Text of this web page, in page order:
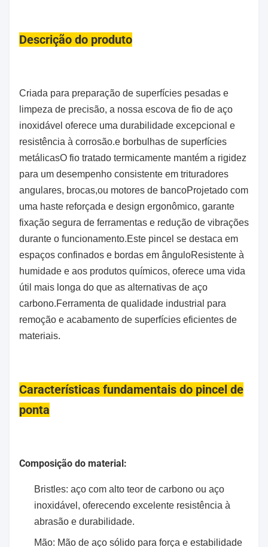
Descrição do produto
Criada para preparação de superfícies pesadas e
limpeza de precisão, a nossa escova de fio de aço
inoxidável oferece uma durabilidade excepcional e
resistência à corrosão.e borbulhas de superfícies
metálicasO fio tratado termicamente mantém a rigidez
para um desempenho consistente em trituradores
angulares, brocas,ou motores de bancoProjetado com
uma haste reforçada e design ergonômico, garante
fixação segura de ferramentas e redução de vibrações
durante o funcionamento.Este pincel se destaca em
espaços confinados e bordas em ânguloResistente à
humidade e aos produtos químicos, oferece uma vida
útil mais longa do que as alternativas de aço
carbono.Ferramenta de qualidade industrial para
remoção e acabamento de superfícies eficientes de
materiais.
Características fundamentais do pincel de
ponta
Composição do material:
Bristles: aço com alto teor de carbono ou aço
inoxidável, oferecendo excelente resistência à
abrasão e durabilidade.
Mão: Mão de aço sólido para força e estabilidade